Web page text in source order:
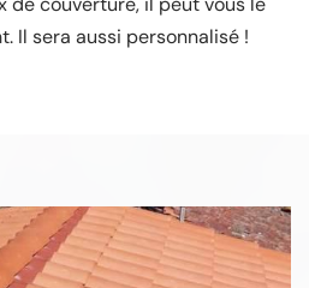
Il sera aussi personnalisé !